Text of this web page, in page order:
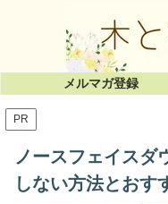
メルマガ登録
PR
ノースフェイスダ
しない方法とおす